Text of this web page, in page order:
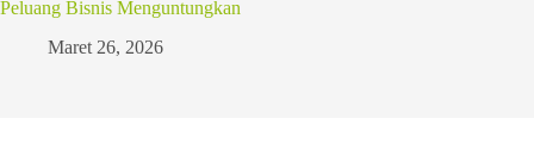
Peluang Bisnis Menguntungkan
Maret 26, 2026